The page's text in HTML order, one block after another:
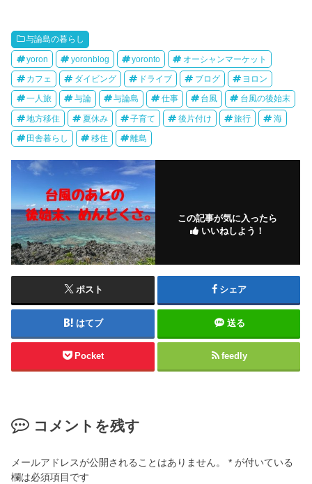
与論島の暮らし
yoron yoronblog yoronto オーシャンマーケット
カフェ ダイビング ドライブ ブログ ヨロン
一人旅 与論 与論島 仕事 台風 台風の後始末
地方移住 夏休み 子育て 後片付け 旅行 海
田舎暮らし 移住 離島
この記事が気に入ったら
いいねしよう！
ポスト シェア
はてブ 送る
Pocket feedly
コメントを残す
メールアドレスが公開されることはありません。 * が付いている
欄は必須項目です